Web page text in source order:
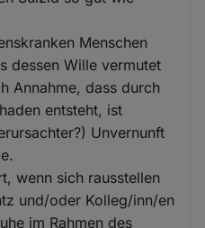
Menschen
dessen Wille vermutet
Annahme, dass durch
entsteht, ist
Unvernunft
wenn sich rausstellen
und/oder Kolleg/inn/en
im Rahmen des